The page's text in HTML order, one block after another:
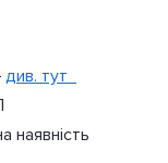
див. тут
наявність